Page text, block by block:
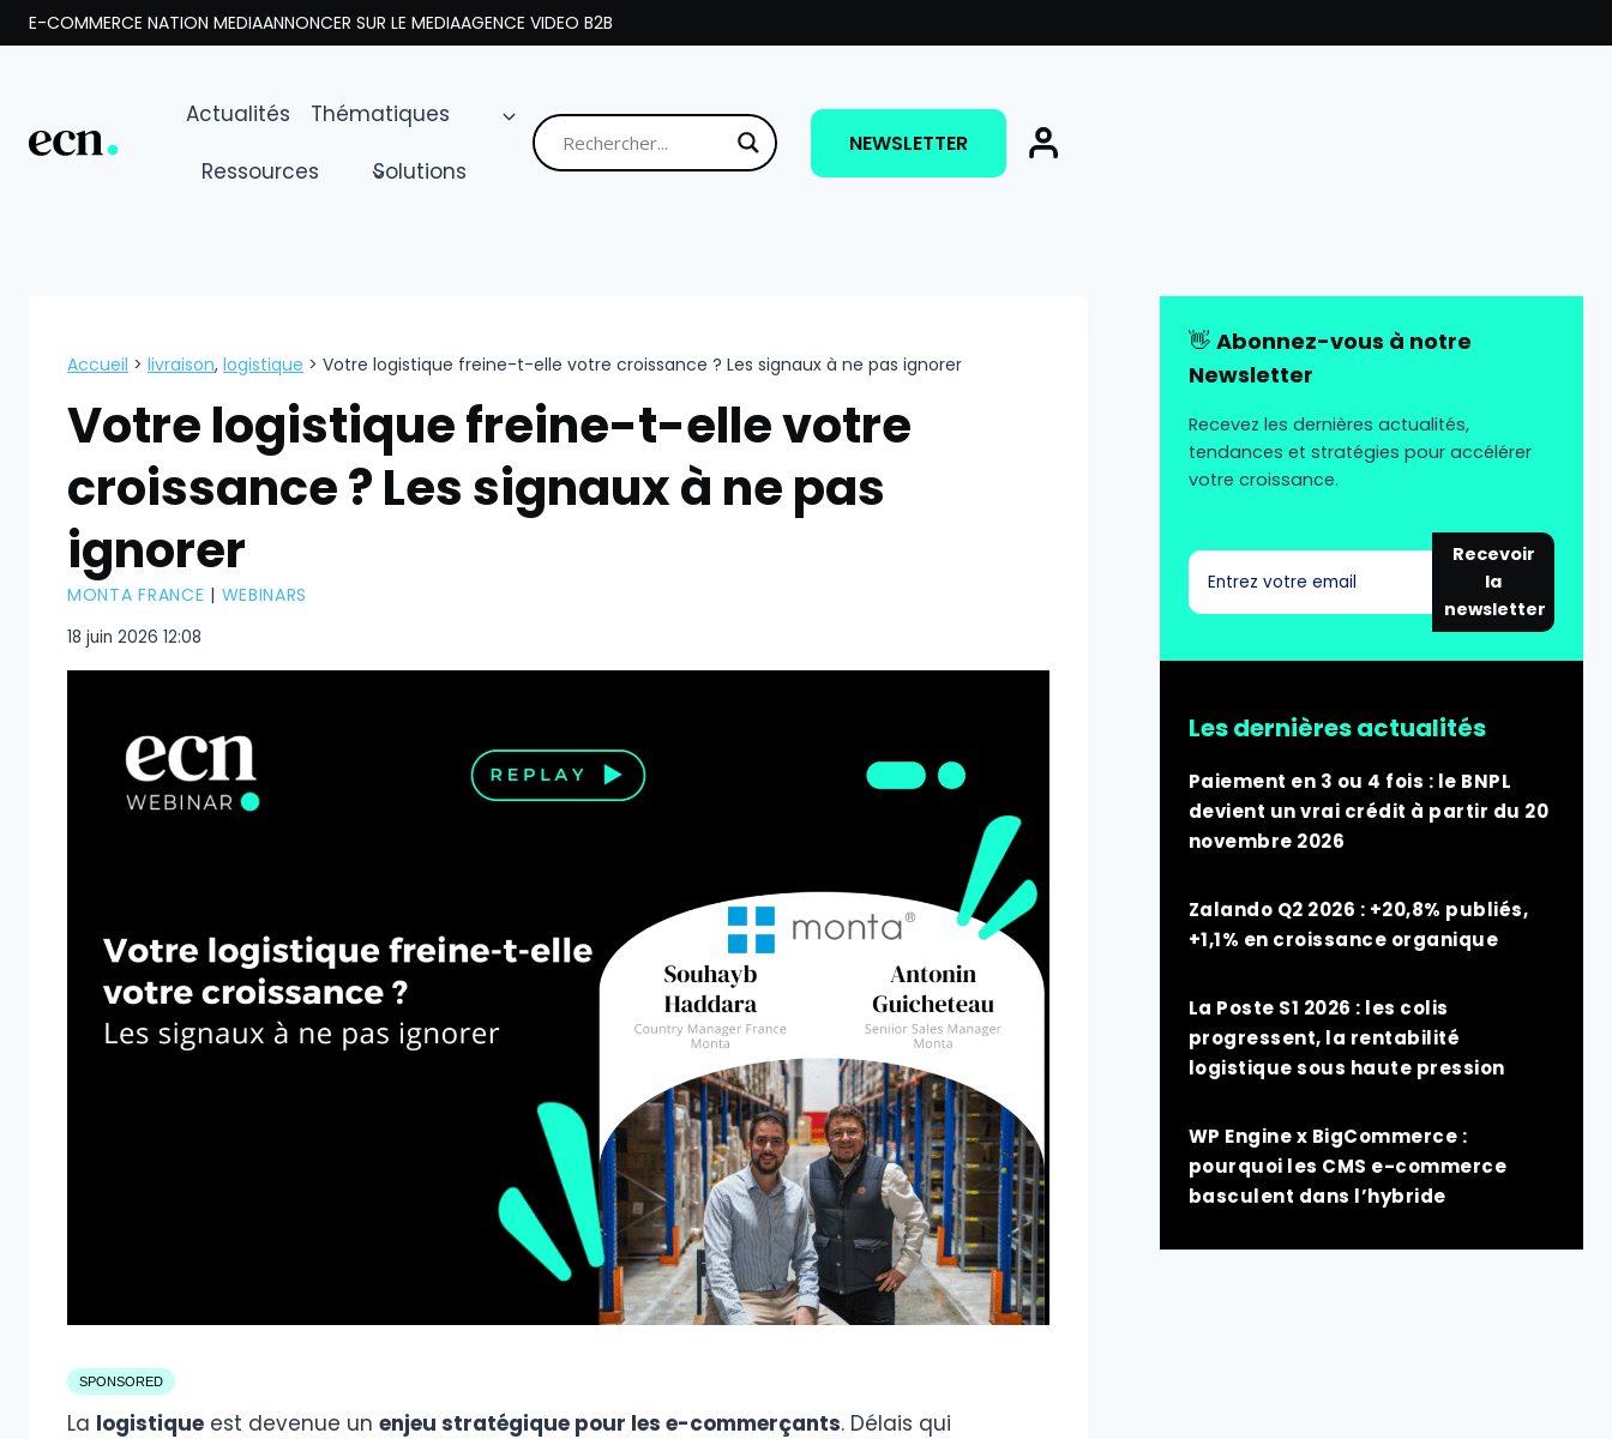
Aller
au
E-COMMERCE NATION MEDIAANNONCER SUR LE MEDIAAGENCE VIDEO B2B
Actualités
Thématiques
Ressources
Solutions
NEWSLETTER
Accueil > livraison, logistique > Votre logistique freine-t-elle votre croissance ? Les signaux à ne pas ignorer
Votre logistique freine-t-elle votre
croissance ? Les signaux à ne pas
ignorer
MONTA FRANCE | WEBINARS
18 juin 2026 12:08
SPONSORED
La logistique est devenue un enjeu stratégique pour les e-commerçants. Délais qui
👋 Abonnez-vous à notre
Newsletter
Recevez les dernières actualités,
tendances et stratégies pour accélérer
votre croissance.
Recevoir
la
newsletter
Les dernières actualités
Paiement en 3 ou 4 fois : le BNPL
devient un vrai crédit à partir du 20
novembre 2026
Zalando Q2 2026 : +20,8% publiés,
+1,1% en croissance organique
La Poste S1 2026 : les colis
progressent, la rentabilité
logistique sous haute pression
WP Engine x BigCommerce :
pourquoi les CMS e-commerce
basculent dans l’hybride